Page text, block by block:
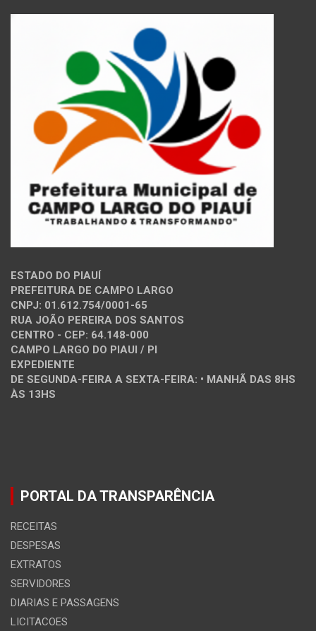
ESTADO DO PIAUÍ
PREFEITURA DE CAMPO LARGO
CNPJ: 01.612.754/0001-65
RUA JOÃO PEREIRA DOS SANTOS
CENTRO - CEP: 64.148-000
CAMPO LARGO DO PIAUI / PI
EXPEDIENTE
DE SEGUNDA-FEIRA A SEXTA-FEIRA: • MANHÃ DAS 8HS
ÀS 13HS
PORTAL DA TRANSPARÊNCIA
RECEITAS
DESPESAS
EXTRATOS
SERVIDORES
DIARIAS E PASSAGENS
LICITACOES